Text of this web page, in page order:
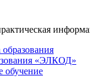
«ЭЛКОД»
обучение